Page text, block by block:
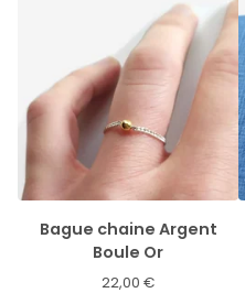
Bague chaine Argent
Boule Or
22,00 €